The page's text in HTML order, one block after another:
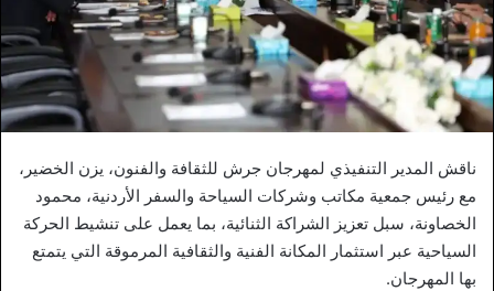
ناقش المدير التنفيذي لمهرجان جرش للثقافة والفنون، يزن الخضير،
مع رئيس جمعية مكاتب وشركات السياحة والسفر الأردنية، محمود
الخصاونة، سبل تعزيز الشراكة الثنائية، بما يعمل على تنشيط الحركة
السياحية عبر استثمار المكانة الفنية والثقافية المرموقة التي يتمتع
بها المهرجان.